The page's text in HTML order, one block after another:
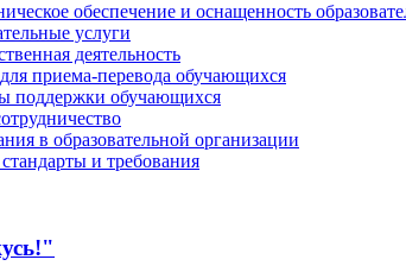
обеспечение и оснащенность
услуги
деятельность
приема-перевода обучающихся
поддержки обучающихся
в образовательной организации
и требования